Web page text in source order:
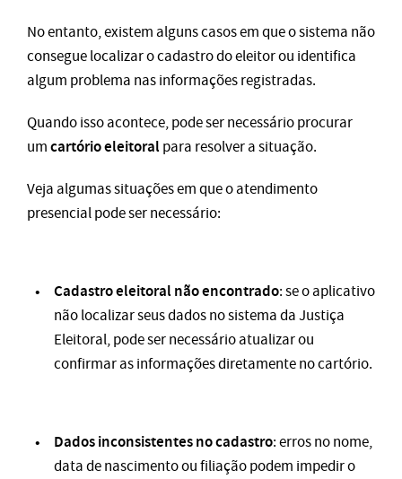
No entanto, existem alguns casos em que o sistema não
consegue localizar o cadastro do eleitor ou identifica
algum problema nas informações registradas.
Quando isso acontece, pode ser necessário procurar
umcartório eleitoralpara resolver a situação.
Veja algumas situações em que o atendimento
presencial pode ser necessário:
Cadastro eleitoral não encontrado: se o aplicativo
não localizar seus dados no sistema da Justiça
Eleitoral, pode ser necessário atualizar ou
confirmar as informações diretamente no cartório.
Dados inconsistentes no cadastro: erros no nome,
data de nascimento ou filiação podem impedir o